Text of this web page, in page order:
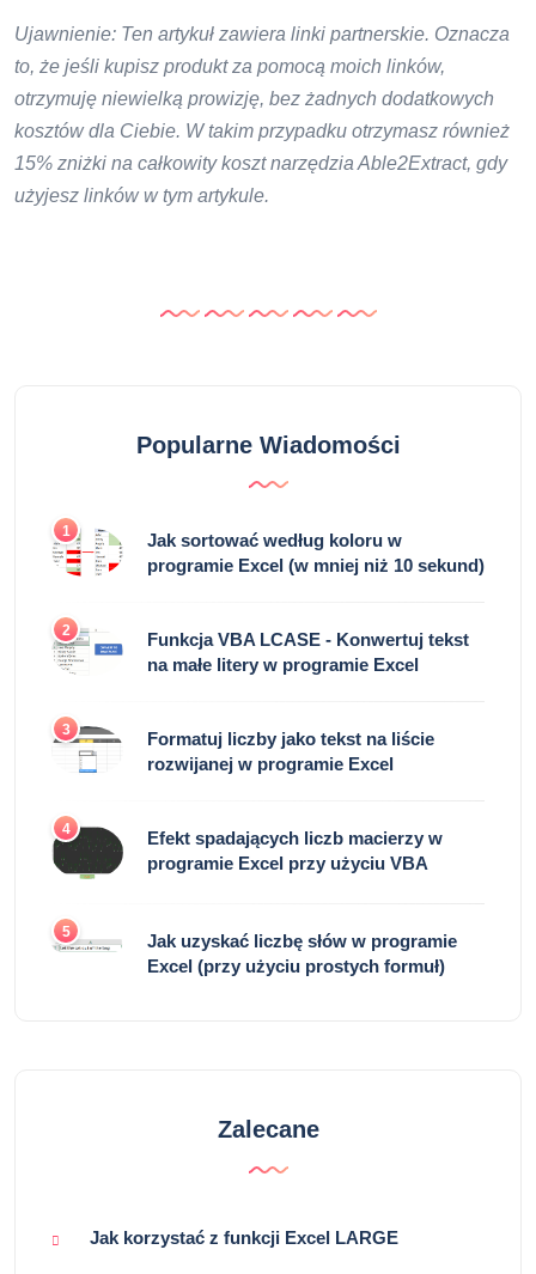
Ujawnienie: Ten artykuł zawiera linki partnerskie. Oznacza
to, że jeśli kupisz produkt za pomocą moich linków,
otrzymuję niewielką prowizję, bez żadnych dodatkowych
kosztów dla Ciebie. W takim przypadku otrzymasz również
15% zniżki na całkowity koszt narzędzia Able2Extract, gdy
użyjesz linków w tym artykule.
Popularne Wiadomości
1
Jak sortować według koloru w
programie Excel (w mniej niż 10 sekund)
2
Funkcja VBA LCASE - Konwertuj tekst
na małe litery w programie Excel
3
Formatuj liczby jako tekst na liście
rozwijanej w programie Excel
4
Efekt spadających liczb macierzy w
programie Excel przy użyciu VBA
5
Jak uzyskać liczbę słów w programie
Excel (przy użyciu prostych formuł)
Zalecane
Jak korzystać z funkcji Excel LARGE